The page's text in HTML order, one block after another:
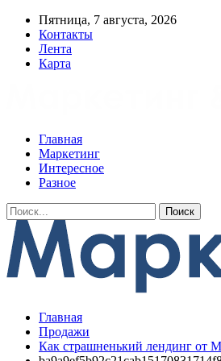
Пятница, 7 августа, 2026
Контакты
Лента
Карта
Главная
Маркетинг
Интересное
Разное
Главная
Продажи
Как страшненький лендинг от